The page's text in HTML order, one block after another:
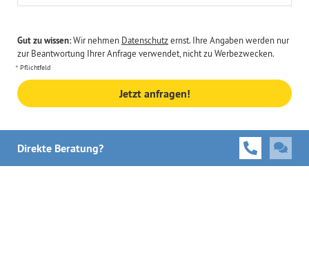
Gut zu wissen:Wir nehmen Datenschutzernst. Ihre Angaben werden nur
zur Beantwortung Ihrer Anfrage verwendet, nicht zu Werbezwecken.
Pflichtfeld
Jetzt anfragen!
Direkte Beratung?